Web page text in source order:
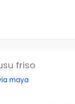
friso
maya